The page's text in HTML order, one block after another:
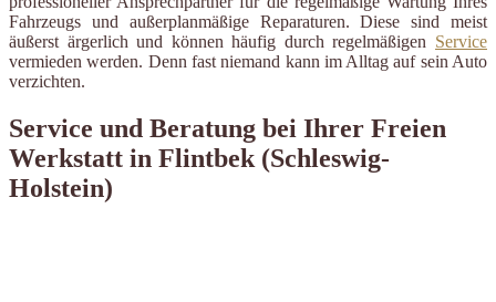
Fahrzeugs und außerplanmäßige Reparaturen. Diese sind meist
äußerst ärgerlich und können häufig durch regelmäßigen Service
vermieden werden. Denn fast niemand kann im Alltag auf sein Auto
verzichten.
Service und Beratung bei Ihrer Freien
Werkstatt in Flintbek (Schleswig-
Holstein)